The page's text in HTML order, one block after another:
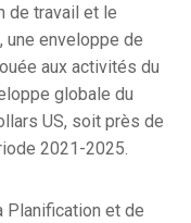
de travail et le
une enveloppe de
aux activités du
globale du
US, soit près de
2021-2025.
Planification et de